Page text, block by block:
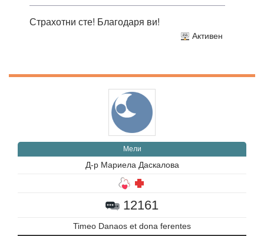
Страхотни сте! Благодаря ви!
Активен
Мели
Д-р Мариела Даскалова
12161
Timeo Danaos et dona ferentes